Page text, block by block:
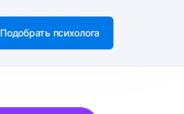
Подобрать психолога